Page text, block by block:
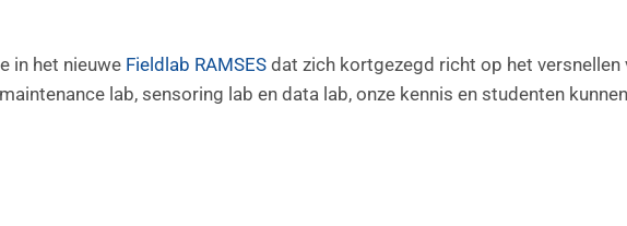
in het nieuwe Fieldlab RAMSES dat zich kortgezegd richt op het
lab, sensoring lab en data lab, onze kennis en studenten